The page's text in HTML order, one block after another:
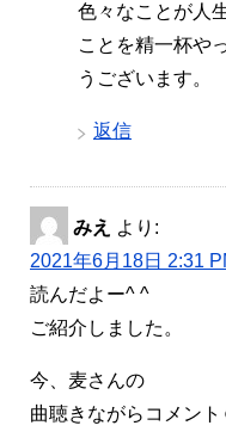
色々なことが人
ことを精一杯や
うございます。
返信
みえ より:
2021年6月18日 2:31
読んだよー^ ^
ご紹介しました。
今、麦さんの
曲聴きながらコメン